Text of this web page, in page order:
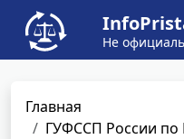
Не
Главная
ГУФССП России по